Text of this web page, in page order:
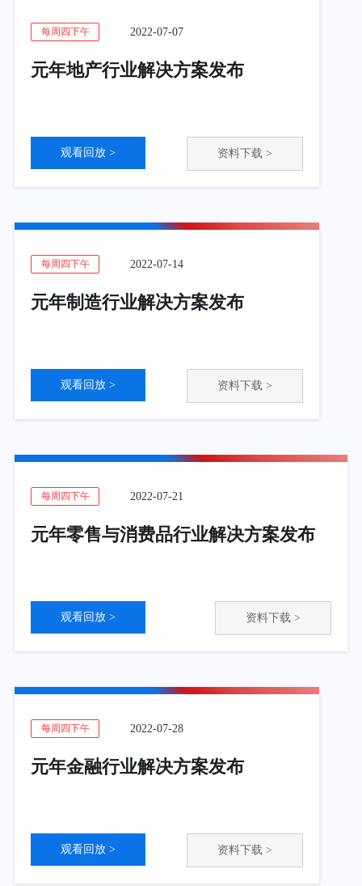
每周四下午 2022-07-07
元年地产行业解决方案发布
观看回放 > 资料下载 >
每周四下午 2022-07-14
元年制造行业解决方案发布
观看回放 > 资料下载 >
每周四下午 2022-07-21
元年零售与消费品行业解决方案发布
观看回放 > 资料下载 >
每周四下午 2022-07-28
元年金融行业解决方案发布
观看回放 > 资料下载 >